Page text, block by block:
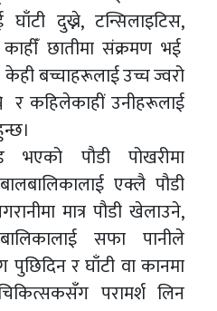
दुख्ने, टन्सिलाइटिस,
छातीमा संक्रमण भई
बच्चाहरूलाई उच्च ज्वरो
कहिलेकाहीं उनीहरूलाई
पौडी पोखरीमा
एक्लै पौडी
मात्र पौडी खेलाउने,
सफा पानीले
पुछिदिन र घाँटी वा कानमा
परामर्श लिन